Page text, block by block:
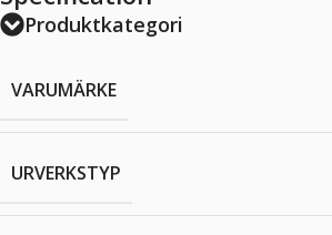
Produktkategori
VARUMÄRKE
URVERKSTYP